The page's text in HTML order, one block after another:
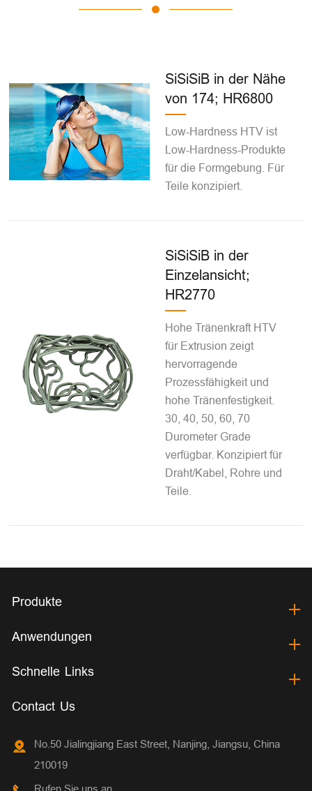
SiSiSiB in der Nähe
von 174; HR6800
Low-Hardness HTV ist
Low-Hardness-Produkte
für die Formgebung. Für
Teile konzipiert.
SiSiSiB in der
Einzelansicht;
HR2770
Hohe Tränenkraft HTV
für Extrusion zeigt
hervorragende
Prozessfähigkeit und
hohe Tränenfestigkeit.
30, 40, 50, 60, 70
Durometer Grade
verfügbar. Konzipiert für
Draht/Kabel, Rohre und
Teile.
Produkte
Anwendungen
Schnelle Links
Contact Us
No.50 Jialingjiang East Street, Nanjing, Jiangsu, China
210019
Rufen Sie uns an